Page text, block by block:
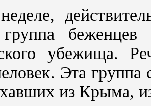
убежища.
Эта группа
из Крыма,